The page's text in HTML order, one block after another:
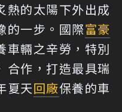
熱的太陽下外出成
的一步。國際富豪
車輛之辛勞，特別
合作，打造最具瑞
夏天回廠保養的車